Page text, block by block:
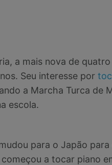
a mais nova de
Seu interesse por
a Marcha Turca de
escola.
para o Japão
a tocar piano